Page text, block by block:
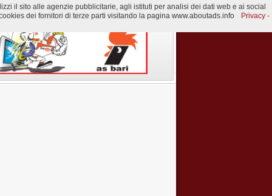
il sito alle agenzie pubblicitarie, agli istituti per analisi dei dati web e ai social
dei fornitori di terze parti visitando la pagina www.aboutads.info
Privacy -